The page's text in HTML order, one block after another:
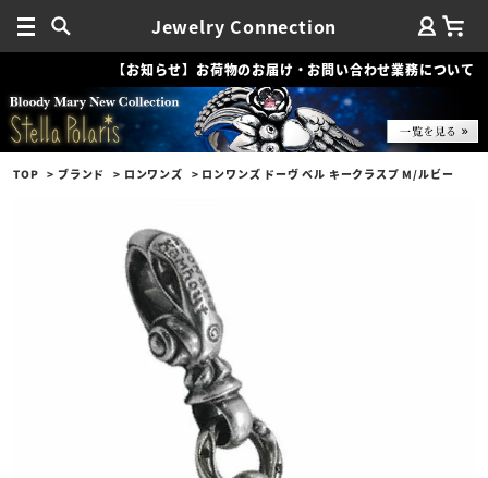
Jewelry Connection
【お知らせ】お荷物のお届け・お問い合わせ業務について
TOP ブランド ロンワンズ ロンワンズ ドーヴ ベル キークラスプ M/ルビー